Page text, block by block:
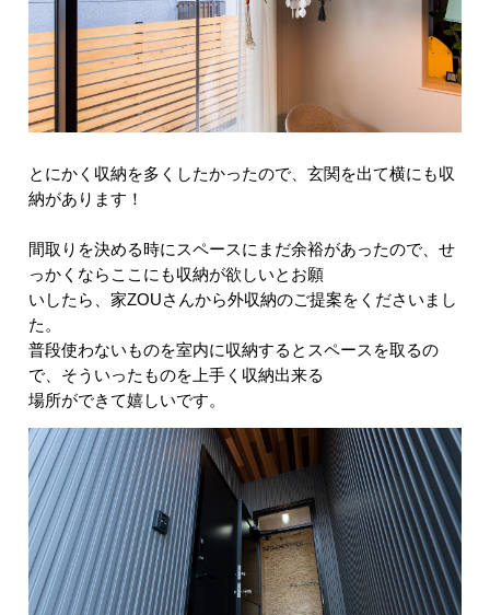
とにかく収納を多くしたかったので、玄関を出て横にも収
納があります！
間取りを決める時にスペースにまだ余裕があったので、せ
っかくならここにも収納が欲しいとお願
いしたら、家ZOUさんから外収納のご提案をくださいまし
た。
普段使わないものを室内に収納するとスペースを取るの
で、そういったものを上手く収納出来る
場所ができて嬉しいです。